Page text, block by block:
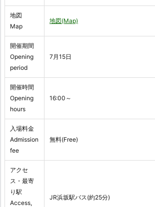
地図
Map
地図(Map)
開催期間
Opening
period
7月15日
開催時間
Opening
hours
16:00～
入場料金
Admission
fee
無料(Free)
アクセ
ス・最寄
り駅
Access,
JR浜坂駅バス(約25分)